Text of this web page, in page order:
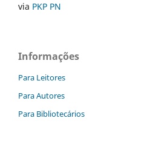
via PKP PN
Informações
Para Leitores
Para Autores
Para Bibliotecários